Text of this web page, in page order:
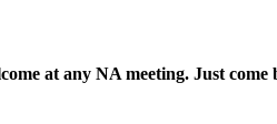
at any NA meeting. Just come